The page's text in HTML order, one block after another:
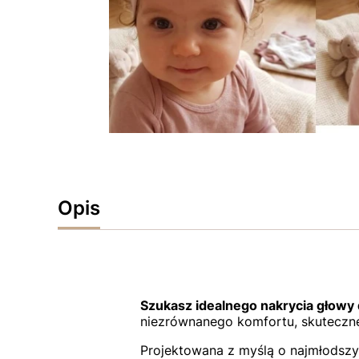
Opis
Szukasz idealnego nakrycia
niezrównanego komfortu,
Projektowana z myślą o